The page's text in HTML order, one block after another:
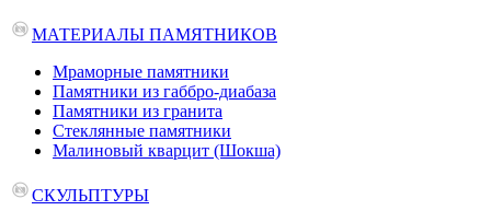
МАТЕРИАЛЫ ПАМЯТНИКОВ
Мраморные памятники
Памятники из габбро-диабаза
Памятники из гранита
Стеклянные памятники
Малиновый кварцит (Шокша)
СКУЛЬПТУРЫ